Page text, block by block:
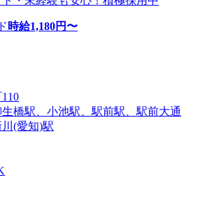
時給1,180円〜
橋駅、小池駅、駅前駅、駅前大通
(愛知)駅